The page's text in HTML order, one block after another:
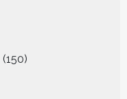
150
producten